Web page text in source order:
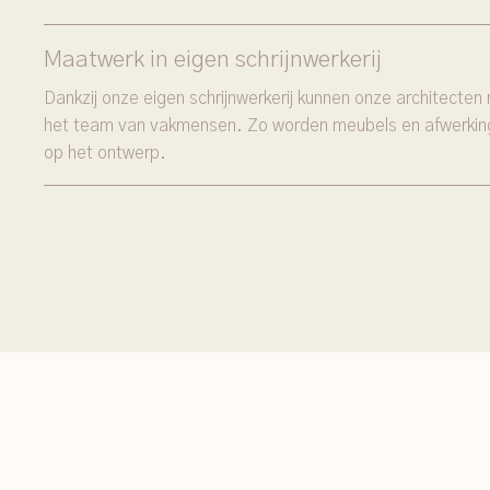
Maatwerk in eigen schrijnwerkerij
Dankzij onze eigen schrijnwerkerij kunnen onze
het team van vakmensen. Zo worden meubels en
op het ontwerp.